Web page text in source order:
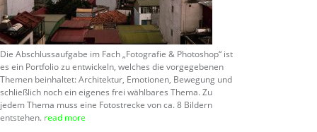
Die Abschlussaufgabe im Fach „Fotografie & Photoshop“ ist
es ein Portfolio zu entwickeln, welches die vorgegebenen
Themen beinhaltet: Architektur, Emotionen, Bewegung und
schließlich noch ein eigenes frei wählbares Thema. Zu
jedem Thema muss eine Fotostrecke von ca. 8 Bildern
entstehen. read more